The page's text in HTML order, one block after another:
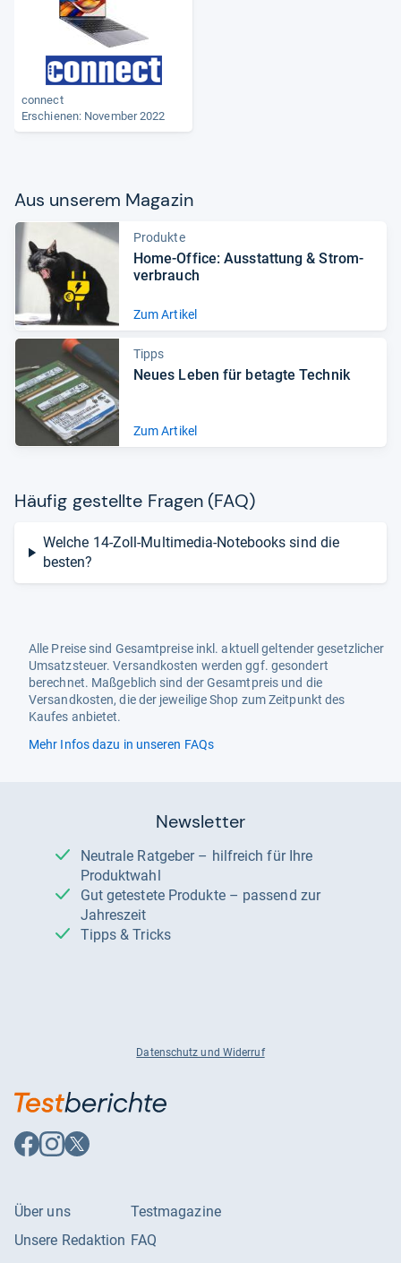
connect
Erschienen: November 2022
Aus unse­rem Maga­zin
Produkte
Home-​Office: Aus­stat­tung & Strom­
ver­brauch
Zum Artikel
Tipps
Neues Leben für betagte Tech­nik
Zum Artikel
Häu­fig gestellte Fra­gen (FAQ)
Welche 14-Zoll-Multimedia-Notebooks sind die
besten?
Alle Preise sind Gesamtpreise inkl. aktuell geltender gesetzlicher
Umsatzsteuer. Versandkosten werden ggf. gesondert
berechnet. Maßgeblich sind der Gesamtpreis und die
Versandkosten, die der jeweilige Shop zum Zeitpunkt des
Kaufes anbietet.
Mehr Infos dazu in unseren FAQs
Newsletter
Neutrale Ratgeber – hilfreich für Ihre
Produktwahl
Gut getestete Produkte – passend zur
Jahreszeit
Tipps & Tricks
Datenschutz und Widerruf
Auf
Facebook
Auf
Instagram
Auf
X
Über uns
Unsere Redaktion
Testmagazine
FAQ